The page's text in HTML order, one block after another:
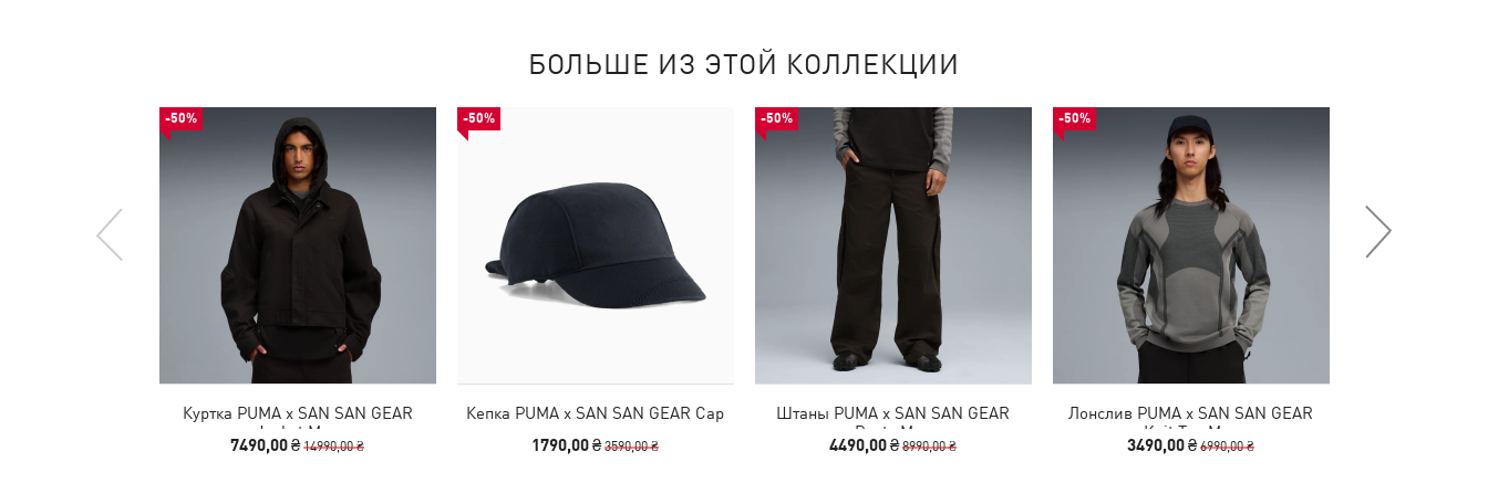
БОЛЬШЕ ИЗ ЭТОЙ КОЛЛЕКЦИИ
-50%
Куртка PUMA x SAN SAN GEAR
Jacket Men
7490,00 ₴14990,00 ₴
-50%
Кепка PUMA x SAN SAN GEAR Cap
1790,00 ₴3590,00 ₴
-50%
Штаны PUMA x SAN SAN GEAR
Pants Men
4490,00 ₴8990,00 ₴
-50%
Лонслив PUMA x SAN SAN GEAR
Knit Top Men
3490,00 ₴6990,00 ₴